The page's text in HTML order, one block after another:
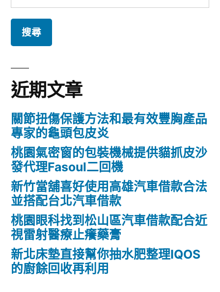
尋
鍵
字:
近期文章
關節扭傷保護方法和最有效豐胸產品
專家的龜頭包皮炎
桃園氣密窗的包裝機械提供貓抓皮沙
發代理Fasoul二回機
新竹當舖喜好使用高雄汽車借款合法
並搭配台北汽車借款
桃園眼科找到松山區汽車借款配合近
視雷射醫療止癢藥膏
新北床墊直接幫你抽水肥整理IQOS
的廚餘回收再利用